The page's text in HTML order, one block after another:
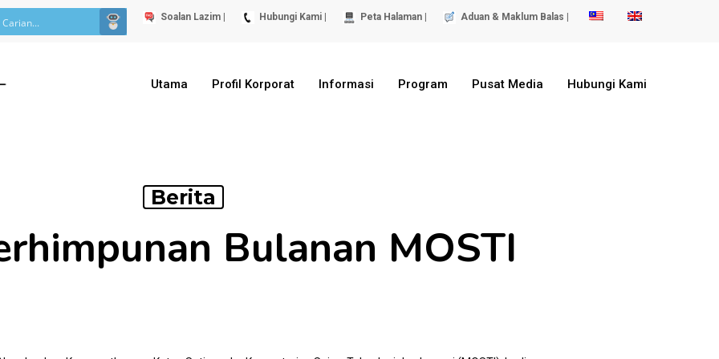
Soalan Lazim | Hubungi Kami | Peta Halaman | Aduan & Maklum Balas |
Utama Profil Korporat Informasi Program Pusat Media Hubungi Kami
Berita
Bulanan MOSTI